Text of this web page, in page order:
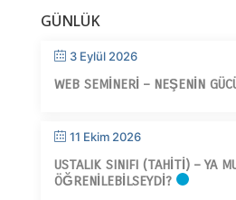
GÜNLÜK
3 Eylül 2026
WEB SEMINERI – NEŞENIN
11 Ekim 2026
USTALIK SINIFI (TAHITI) – YA
ÖĞRENILEBILSEYDI?